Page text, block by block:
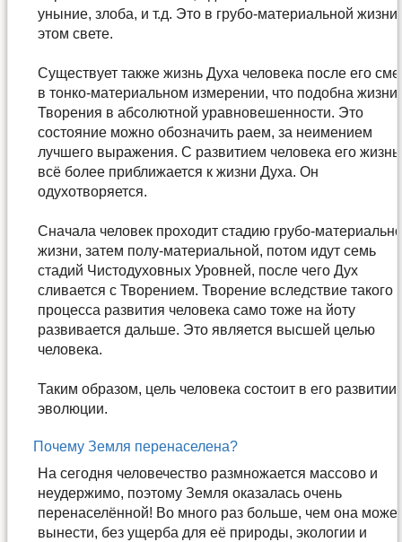
уныние, злоба, и т.д. Это в грубо-материальной жизни
этом свете.
Существует также жизнь Духа человека после его
в тонко-материальном измерении, что подобна жизни
Творения в абсолютной уравновешенности. Это
состояние можно обозначить раем, за неимением
лучшего выражения. С развитием человека его жизнь
всё более приближается к жизни Духа. Он
одухотворяется.
Сначала человек проходит стадию грубо-
жизни, затем полу-материальной, потом идут семь
стадий Чистодуховных Уровней, после чего Дух
сливается с Творением. Творение вследствие такого
процесса развития человека само тоже на йоту
развивается дальше. Это является высшей целью
человека.
Таким образом, цель человека состоит в его
эволюции.
Почему Земля перенаселена?
На сегодня человечество размножается массово и
неудержимо, поэтому Земля оказалась очень
перенаселённой! Во много раз больше, чем она
вынести, без ущерба для её природы, экологии и